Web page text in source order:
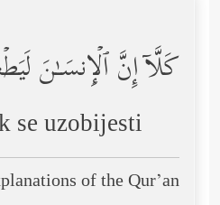
كَلَّاۤ إِنَّ ٱلۡإِنسَـٰنَ
se uzobijesti
of the Qur’an: